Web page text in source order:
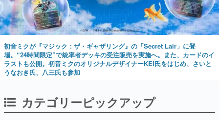
初音ミクが『マジック：ザ・ギャザリング』の「Secret Lair」に登
場。“24時間限定”で統率者デッキの受注販売を実施へ。また、カードのイ
ラストも公開。初音ミクのオリジナルデザイナーKEI氏をはじめ、さいと
うなおき氏、八三氏も参加
カテゴリーピックアップ